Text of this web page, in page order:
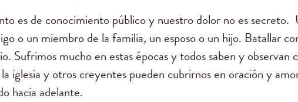
es de conocimiento público y nuestro dolor no es secreto.
o un miembro de la familia, un esposo o un hijo. Batallar
Sufrimos mucho en estas épocas y todos saben y observan
iglesia y otros creyentes pueden cubrirnos en oración y
hacia adelante.